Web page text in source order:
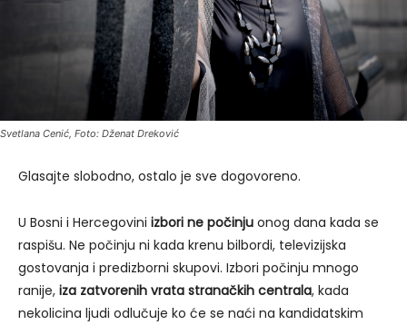
Svetlana Cenić, Foto: Dženat Dreković
Glasajte slobodno, ostalo je sve dogovoreno.
U Bosni i Hercegovini izbori ne počinju onog dana kada se
raspišu. Ne počinju ni kada krenu bilbordi, televizijska
gostovanja i predizborni skupovi. Izbori počinju mnogo
ranije, iza zatvorenih vrata stranačkih centrala, kada
nekolicina ljudi odlučuje ko će se naći na kandidatskim